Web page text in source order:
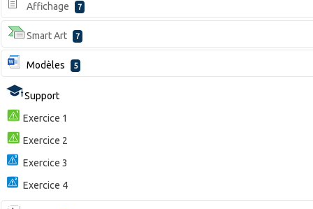
Affichage 7
Smart Art 7
Modèles 5
Support
Exercice 1
Exercice 2
Exercice 3
Exercice 4